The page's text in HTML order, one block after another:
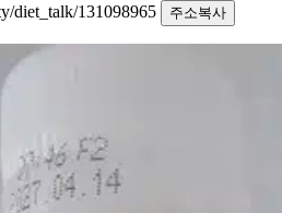
diet_talk/131098965
주소복사